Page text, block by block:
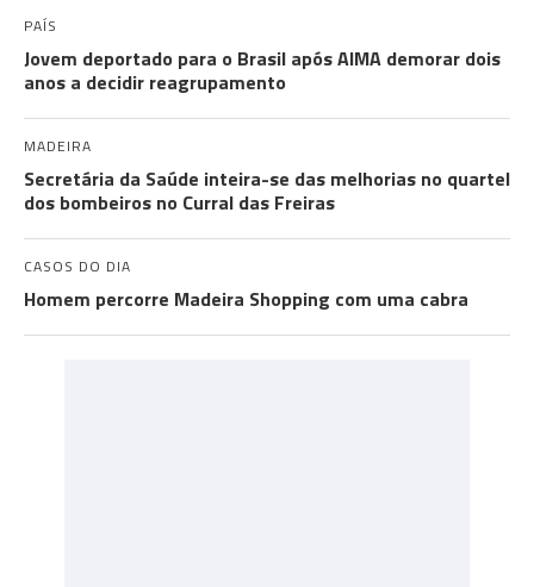
PAÍS
Jovem deportado para o Brasil após AIMA demorar dois
anos a decidir reagrupamento
MADEIRA
Secretária da Saúde inteira-se das melhorias no quartel
dos bombeiros no Curral das Freiras
CASOS DO DIA
Homem percorre Madeira Shopping com uma cabra